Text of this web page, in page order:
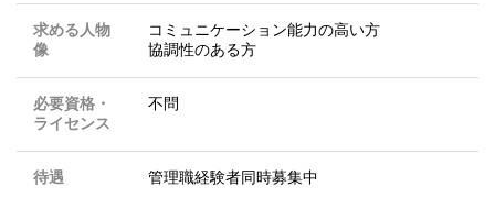
求める人物
像
コミュニケーション能力の高い方
協調性のある方
必要資格・
ライセンス
不問
待遇 管理職経験者同時募集中